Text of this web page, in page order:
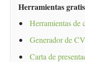
Herramientas
Herramientas de
Generador de CV
Carta de